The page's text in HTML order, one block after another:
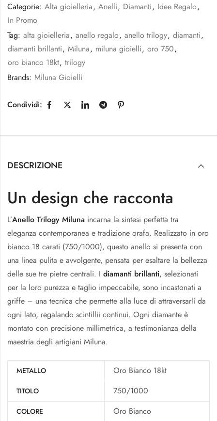
Categorie: Alta gioielleria, Anelli, Diamanti, Idee Regalo,
In Promo
Tag: alta gioielleria, anello regalo, anello trilogy, diamanti,
diamanti brillanti, Miluna, miluna gioielli, oro 750,
oro bianco 18kt, trilogy
Brands: Miluna Gioielli
Condividi:
DESCRIZIONE
Un design che racconta
L’Anello Trilogy Miluna incarna la sintesi perfetta tra
eleganza contemporanea e tradizione orafa. Realizzato in oro
bianco 18 carati (750/1000), questo anello si presenta con
una linea pulita e avvolgente, pensata per esaltare la bellezza
delle sue tre pietre centrali. I diamanti brillanti, selezionati
per la loro purezza e taglio impeccabile, sono incastonati a
griffe – una tecnica che permette alla luce di attraversarli da
ogni lato, regalando scintillii continui. Ogni diamante è
montato con precisione millimetrica, a testimonianza della
maestria degli artigiani Miluna.
METALLO Oro Bianco 18kt
TITOLO 750/1000
COLORE Oro Bianco